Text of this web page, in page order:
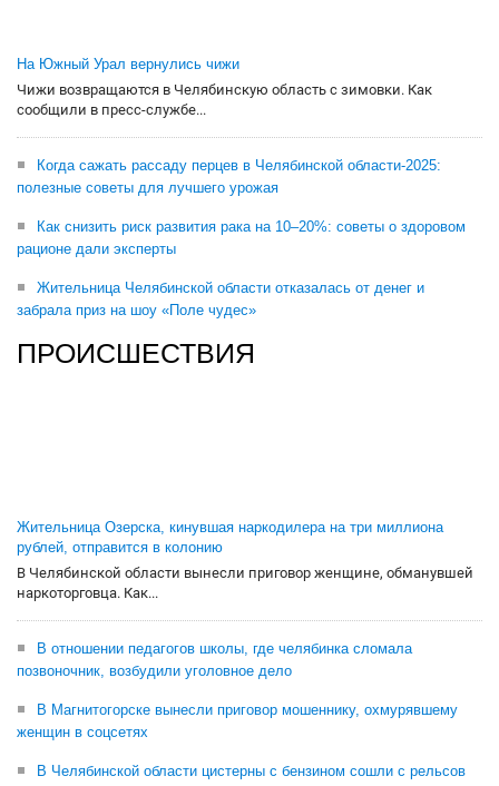
На Южный Урал вернулись чижи
Чижи возвращаются в Челябинскую область с зимовки. Как
сообщили в пресс-службе...
Когда сажать рассаду перцев в Челябинской области-2025:
полезные советы для лучшего урожая
Как снизить риск развития рака на 10–20%: советы о здоровом
рационе дали эксперты
Жительница Челябинской области отказалась от денег и
забрала приз на шоу «Поле чудес»
ПРОИСШЕСТВИЯ
Жительница Озерска, кинувшая наркодилера на три миллиона
рублей, отправится в колонию
В Челябинской области вынесли приговор женщине, обманувшей
наркоторговца. Как...
В отношении педагогов школы, где челябинка сломала
позвоночник, возбудили уголовное дело
В Магнитогорске вынесли приговор мошеннику, охмурявшему
женщин в соцсетях
В Челябинской области цистерны с бензином сошли с рельсов